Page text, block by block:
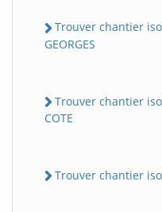
Trouver chantier
GEORGES
Trouver chantier
COTE
Trouver chantier